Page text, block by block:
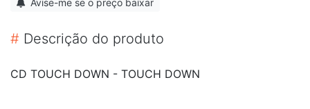
Avise-me se o preço baixar
# Descrição do produto
CD TOUCH DOWN - TOUCH DOWN